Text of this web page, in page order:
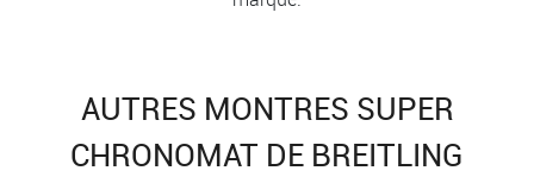
AUTRES MONTRES SUPER
CHRONOMAT DE BREITLING